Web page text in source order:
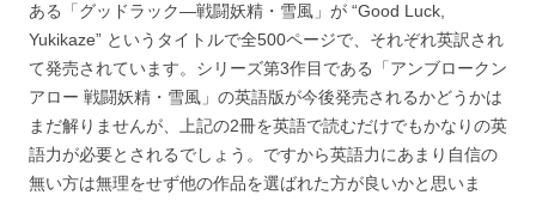
ある「グッドラック―戦闘妖精・雪風」が “Good Luck,
Yukikaze” というタイトルで全500ページで、それぞれ英訳され
て発売されています。シリーズ第3作目である「アンブロークン
アロー 戦闘妖精・雪風」の英語版が今後発売されるかどうかは
まだ解りませんが、上記の2冊を英語で読むだけでもかなりの英
語力が必要とされるでしょう。ですから英語力にあまり自信の
無い方は無理をせず他の作品を選ばれた方が良いかと思いま